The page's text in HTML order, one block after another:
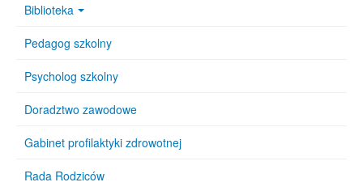
Biblioteka
Pedagog szkolny
Psycholog szkolny
Doradztwo zawodowe
Gabinet profilaktyki zdrowotnej
Rada Rodziców